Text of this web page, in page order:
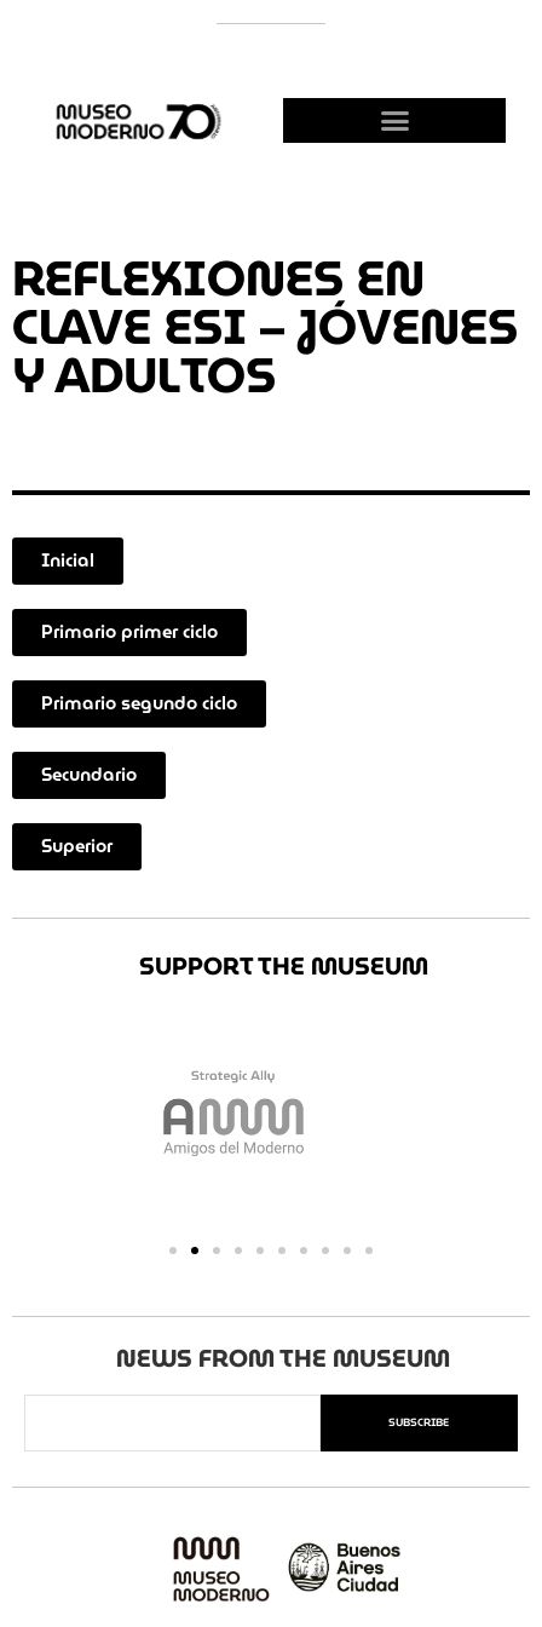
REFLEXIONES EN
CLAVE ESI – JÓVENES
Y ADULTOS
Inicial
Primario primer ciclo
Primario segundo ciclo
Secundario
Superior
SUPPORT THE MUSEUM
NEWS FROM THE MUSEUM
SUBSCRIBE